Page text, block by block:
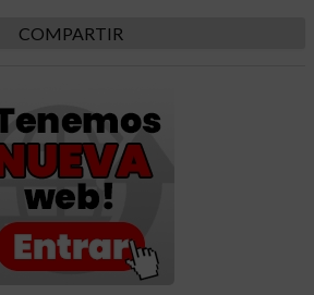
COMPARTIR